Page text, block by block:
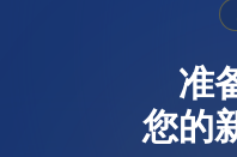
准
您的